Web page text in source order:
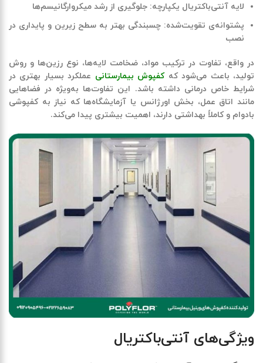
لایه آنتی‌باکتریال یکپارچه: جلوگیری از رشد میکروارگانیسم‌ها
پشتوانه‌ی تقویت‌شده: چسبندگی بهتر به سطح زیرین و پایداری در
نصب
در واقع، تفاوت در ترکیب مواد، ضخامت لایه‌ها، نوع رزین‌ها و روش
تولید، باعث می‌شود کهکفپوش بیمارستانی عملکرد بسیار بهتری در
شرایط خاص درمانی داشته باشد. این تفاوت‌ها به‌ویژه در فضاهایی
مانند اتاق عمل، بخش اورژانس یا آزمایشگاه‌ها که نیاز به کفپوشی
بادوام و کاملاً بهداشتی دارند، اهمیت بیشتری پیدا می‌کند.
ویژگی‌های آنتی‌باکتریال